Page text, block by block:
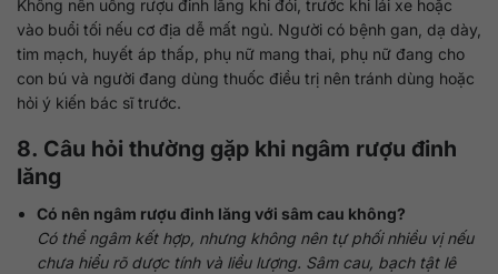
Không nên uống rượu đinh lăng khi đói, trước khi lái xe hoặc
vào buổi tối nếu cơ địa dễ mất ngủ. Người có bệnh gan, dạ dày,
tim mạch, huyết áp thấp, phụ nữ mang thai, phụ nữ đang cho
con bú và người đang dùng thuốc điều trị nên tránh dùng hoặc
hỏi ý kiến bác sĩ trước.
8. Câu hỏi thường gặp khi ngâm rượu đinh
lăng
Có nên ngâm rượu đinh lăng với sâm cau không?
Có thể ngâm kết hợp, nhưng không nên tự phối nhiều vị nếu
chưa hiểu rõ dược tính và liều lượng. Sâm cau, bạch tật lê